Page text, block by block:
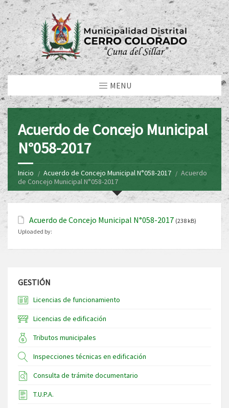
MENU
Acuerdo de Concejo Municipal
N°058-2017
Inicio Acuerdo de Concejo Municipal N°058-2017
Acuerdo
de Concejo Municipal N°058-2017
Acuerdo de Concejo Municipal N°058-2017 (238 kB)
Uploaded by:
GESTIÓN
Licencias de funcionamiento
Licencias de edificación
Tributos municipales
Inspecciones técnicas en edificación
Consulta de trámite documentario
T.U.P.A.